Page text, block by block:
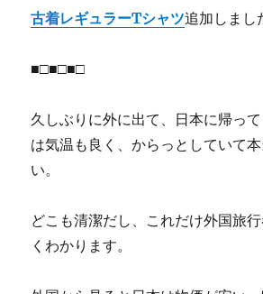
古着レギュラーTシャツ追加しまし
■□■□■□
久しぶりに外に出て、日本に帰っ
は気温も良く、からっとしていて
い。
どこも清潔だし、これだけ外国旅
くわかります。